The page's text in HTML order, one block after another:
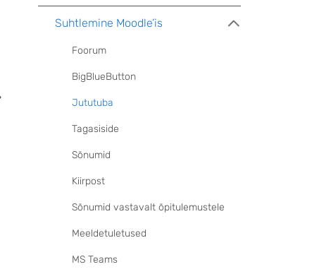
Suhtlemine Moodle’is
Foorum
BigBlueButton
Jututuba
Tagasiside
Sõnumid
Kiirpost
Sõnumid vastavalt õpitulemustele
Meeldetuletused
MS Teams